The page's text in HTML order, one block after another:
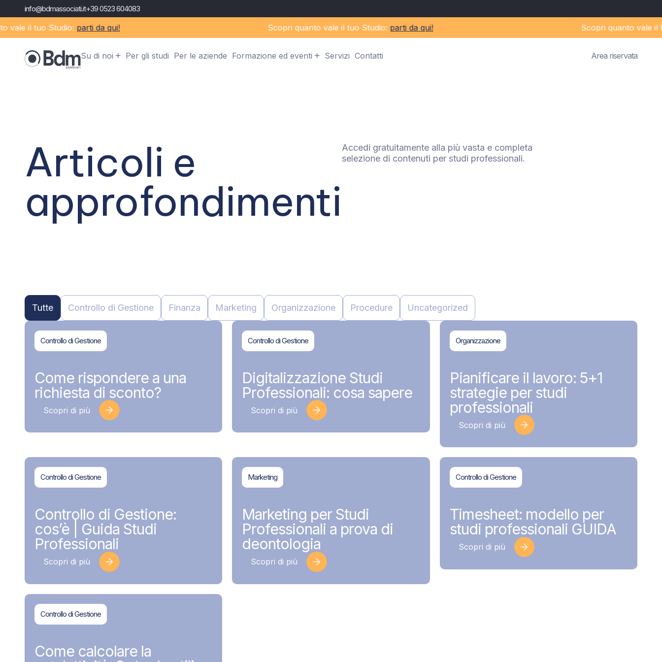
info@bdmassociati.it+39 0523 604083
il tuo Studio:parti da qui! Scopri quanto vale il tuo Studio:parti da qui! Scopri quanto vale il
Su di noi Per gli studi Per le aziende Formazione ed eventi Servizi Contatti Area riservata
Articoli e
approfondimenti
Accedi gratuitamente alla più vasta e completa
selezione di contenuti per studi professionali.
Controllo di Gestione Finanza Marketing Organizzazione Procedure Uncategorized
Tutte
Controllo di Gestione
Come rispondere a una
richiesta di sconto?
Scopri di più
Controllo di Gestione
Digitalizzazione Studi
Professionali: cosa sapere
Scopri di più
Organizzazione
Pianificare il lavoro: 5+1
strategie per studi
professionali
Scopri di più
Controllo di Gestione
Controllo di Gestione:
cos’è | Guida Studi
Professionali
Scopri di più
Marketing
Marketing per Studi
Professionali a prova di
deontologia
Scopri di più
Controllo di Gestione
Timesheet: modello per
studi professionali GUIDA
Scopri di più
Controllo di Gestione
Come calcolare la